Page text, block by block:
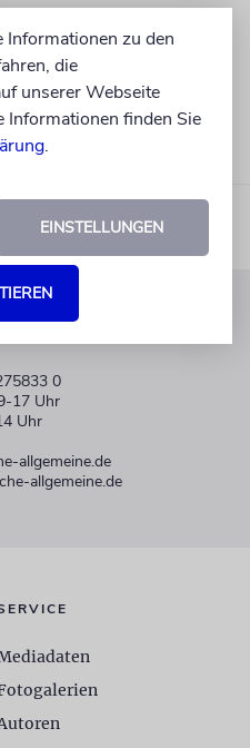
0
17 Uhr
Uhr
allgemeine.de
allgemeine.de
Informationen zu den
die
unserer Webseite
Informationen finden Sie
.
EINSTELLUNGEN